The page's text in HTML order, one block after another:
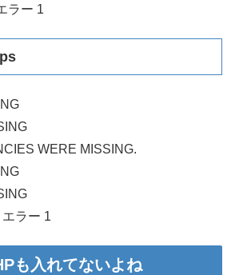
ラー 1
WERE MISSING.
ラー 1
も入れてないよね